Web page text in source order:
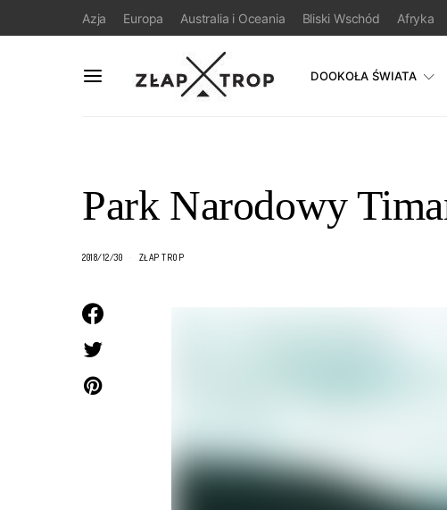
Azja Europa Australia i Oceania Bliski Wschód Afryka
DOOKOŁA ŚWIATA
Park Narodowy
2018/12/30 ZŁAP TROP